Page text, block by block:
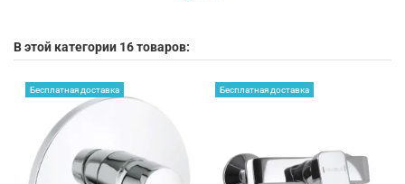
В этой категории 16 товаров:
Бесплатная доставка Бесплатная доставка